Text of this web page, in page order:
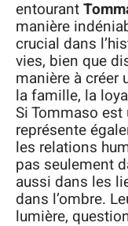
entourant
manière
crucial dans
vies, bien que
manière à créer
la famille, la
Si Tommaso
représente
les relations
pas seulement
aussi dans les
dans l’ombre.
lumière,